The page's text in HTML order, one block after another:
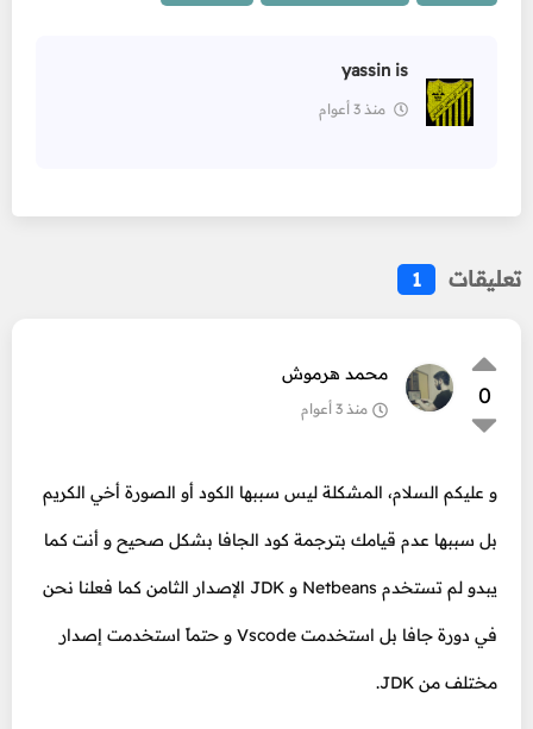
yassin is
منذ 3 أعوام
تعليقات 1
0
محمد هرموش
منذ 3 أعوام
و عليكم السلام، المشكلة ليس سببها الكود أو الصورة أخي الكريم
بل سببها عدم قيامك بترجمة كود الجافا بشكل صحيح و أنت كما
يبدو لم تستخدم Netbeans و JDK الإصدار الثامن كما فعلنا نحن
في دورة جافا بل استخدمت Vscode و حتماً استخدمت إصدار
مختلف من JDK.